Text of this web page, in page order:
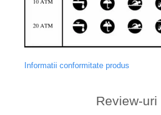
Informatii conformitate produs
Review-uri